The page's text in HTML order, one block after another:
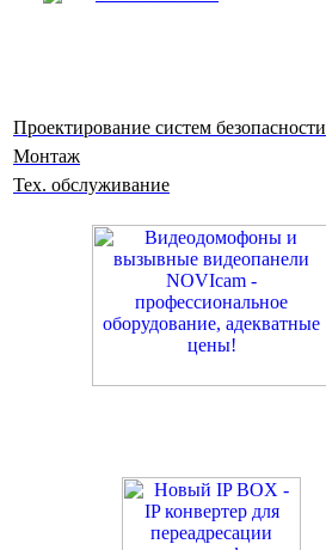
Проектирование систем безопасности
Монтаж
Тех. обслуживание